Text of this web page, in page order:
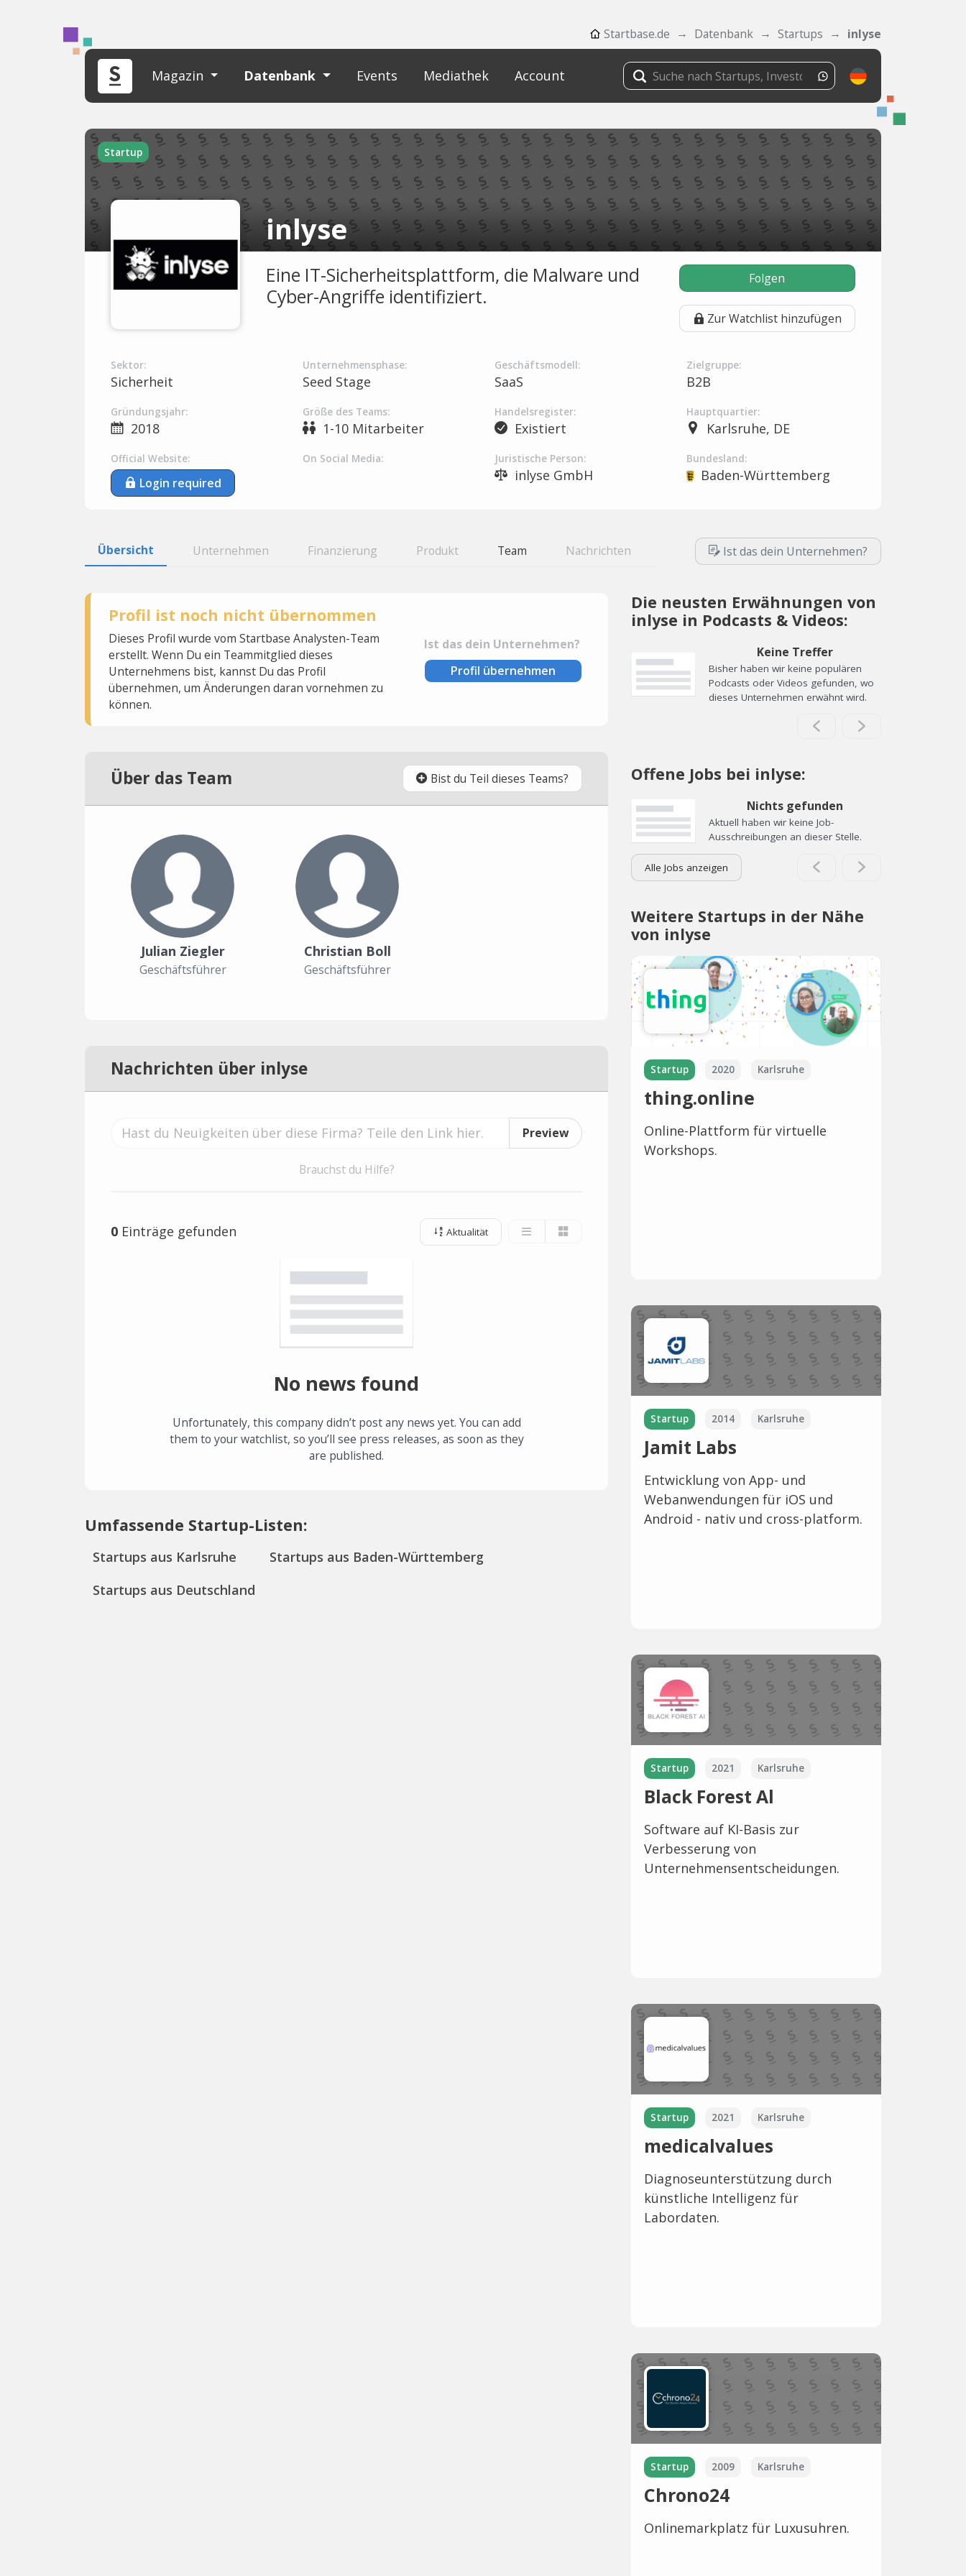
Startbase.de Datenbank Startups inlyse
Magazin Datenbank Events Mediathek Account
Startup
inlyse
Eine IT-Sicherheitsplattform, die Malware und
Cyber-Angriffe identifiziert.
Folgen
Zur Watchlist hinzufügen
Sektor:
Sicherheit
Unternehmensphase:
Seed Stage
Geschäftsmodell:
SaaS
Zielgruppe:
B2B
Gründungsjahr:
2018
Größe des Teams:
1-10 Mitarbeiter
Handelsregister:
Existiert
Hauptquartier:
Karlsruhe, DE
Official Website:
Login required
On Social Media: Juristische Person:
inlyse GmbH
Bundesland:
Baden-Württemberg
Übersicht Unternehmen Finanzierung Produkt Team Nachrichten Ist das dein Unternehmen?
Profil ist noch nicht übernommen
Dieses Profil wurde vom Startbase Analysten-Team
erstellt. Wenn Du ein Teammitglied dieses
Unternehmens bist, kannst Du das Profil
übernehmen, um Änderungen daran vornehmen zu
können.
Ist das dein Unternehmen?
Profil übernehmen
Über das Team Bist du Teil dieses Teams?
Julian Ziegler
Geschäftsführer
Christian Boll
Geschäftsführer
Nachrichten über inlyse
Preview
Brauchst du Hilfe?
0 Einträge gefunden Aktualität
No news found
Unfortunately, this company didn’t post any news yet. You can add
them to your watchlist, so you’ll see press releases, as soon as they
are published.
Umfassende Startup-Listen:
Startups aus Karlsruhe
Startups aus Baden-Württemberg
Startups aus Deutschland
Die neusten Erwähnungen von
inlyse in Podcasts & Videos:
Keine Treffer
Bisher haben wir keine populären
Podcasts oder Videos gefunden, wo
dieses Unternehmen erwähnt wird.
Offene Jobs bei inlyse:
Nichts gefunden
Aktuell haben wir keine Job-
Ausschreibungen an dieser Stelle.
Alle Jobs anzeigen
Weitere Startups in der Nähe
von inlyse
Startup 2020 Karlsruhe
thing.online
Online-Plattform für virtuelle
Workshops.
Startup 2014 Karlsruhe
Jamit Labs
Entwicklung von App- und
Webanwendungen für iOS und
Android - nativ und cross-platform.
Startup 2021 Karlsruhe
Black Forest Al
Software auf KI-Basis zur
Verbesserung von
Unternehmensentscheidungen.
Startup 2021 Karlsruhe
medicalvalues
Diagnoseunterstützung durch
künstliche Intelligenz für
Labordaten.
Startup 2009 Karlsruhe
Chrono24
Onlinemarkplatz für Luxusuhren.